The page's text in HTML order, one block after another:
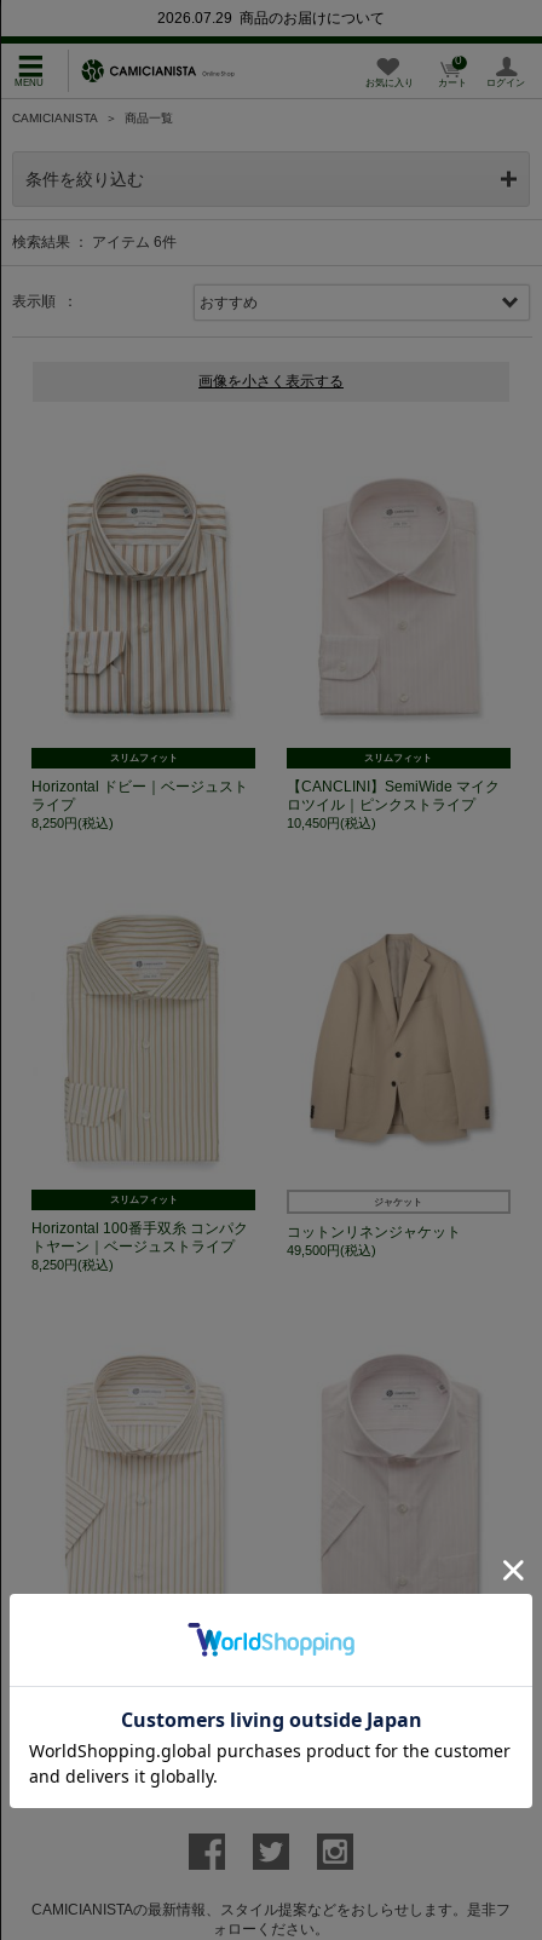
2026.07.29 商品のお届けについて
お気に入り カート
0
ログイン
CAMICIANISTA ＞ 商品一覧
条件を絞り込む
検索結果 ： アイテム 6件
表示順 ：
スリムフィット
Horizontal ドビー｜ベージュスト
ライプ
8,250円(税込)
スリムフィット
【CANCLINI】SemiWide マイク
ロツイル｜ピンクストライプ
10,450円(税込)
スリムフィット
Horizontal 100番手双糸 コンパク
トヤーン｜ベージュストライプ
8,250円(税込)
ジャケット
コットンリネンジャケット
49,500円(税込)
プライター｜ベージュストライプ
イクロツイル｜ピンクストライプ
10,450円(税込)
GET TO KNOW US
CAMICIANISTAの最新情報、スタイル提案などをおしらせします。是非フ
ォローください。